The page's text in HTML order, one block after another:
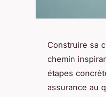
Construire sa
chemin
étapes
assurance au